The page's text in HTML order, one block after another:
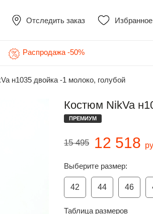
Отследить заказ Избранное
Распродажа -50%
н1035 двойка -1 молоко, голубой
Костюм NikVa
ПРЕМИУМ
15 495 12 518
Выберите размер:
42 44 46
Таблица размеров